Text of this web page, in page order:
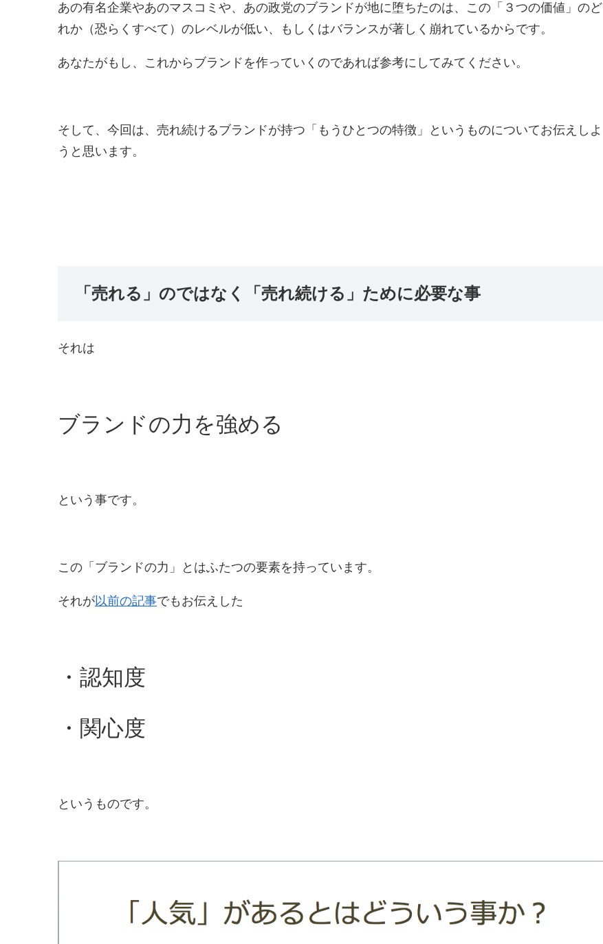
あの有名企業やあのマスコミや、あの政党のブランドが地に堕ちたのは、この「３つの価値」のど
れか（恐らくすべて）のレベルが低い、もしくはバランスが著しく崩れているからです。
あなたがもし、これからブランドを作っていくのであれば参考にしてみてください。
そして、今回は、売れ続けるブランドが持つ「もうひとつの特徴」というものについてお伝えしよ
うと思います。
「売れる」のではなく「売れ続ける」ために必要な事
それは
ブランドの力を強める
という事です。
この「ブランドの力」とはふたつの要素を持っています。
それが以前の記事でもお伝えした
・認知度
・関心度
というものです。